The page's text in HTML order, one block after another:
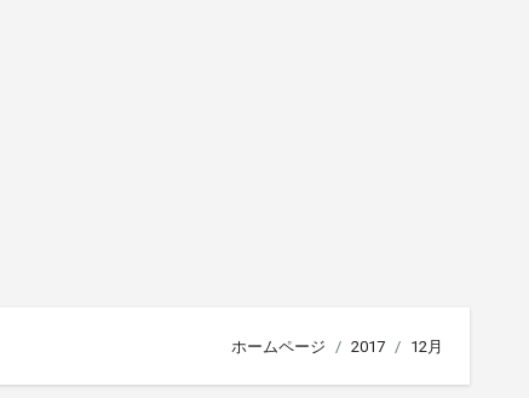
ホームページ 2017 12月